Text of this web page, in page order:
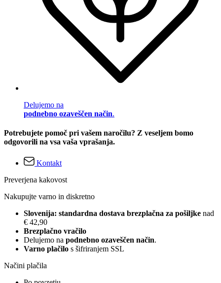
Delujemo na
podnebno ozaveščen način.
Potrebujete pomoč pri vašem naročilu? Z veseljem bomo
odgovorili na vsa vaša vprašanja.
Kontakt
Preverjena kakovost
Nakupujte varno in diskretno
Slovenija: standardna dostava brezplačna za pošiljke nad
€ 42,90
Brezplačno vračilo
Delujemo na podnebno ozaveščen način.
Varno plačilo s šifriranjem SSL
Načini plačila